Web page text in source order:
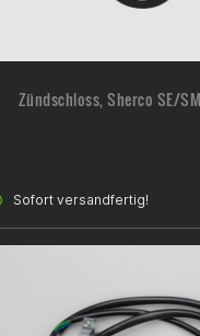
Zündschloss, Sherco SE/
Sofort versandfertig!